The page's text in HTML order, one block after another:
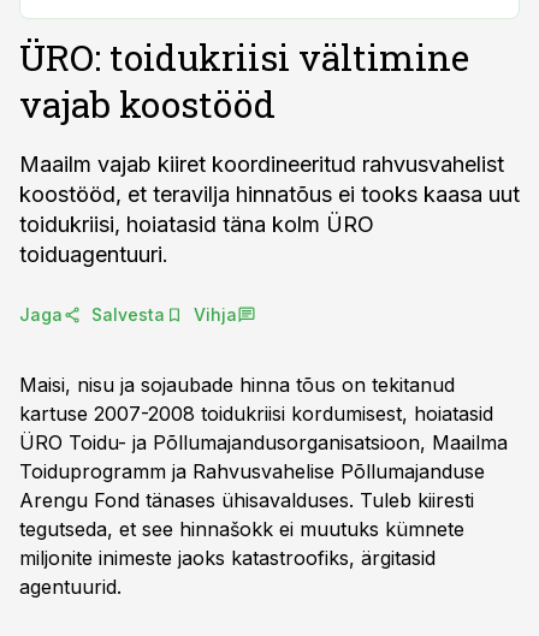
ÜRO: toidukriisi vältimine
vajab koostööd
Maailm vajab kiiret koordineeritud rahvusvahelist
koostööd, et teravilja hinnatõus ei tooks kaasa uut
toidukriisi, hoiatasid täna kolm ÜRO
toiduagentuuri.
Jaga Salvesta Vihja
Maisi, nisu ja sojaubade hinna tõus on tekitanud
kartuse 2007-2008 toidukriisi kordumisest, hoiatasid
ÜRO Toidu- ja Põllumajandusorganisatsioon, Maailma
Toiduprogramm ja Rahvusvahelise Põllumajanduse
Arengu Fond tänases ühisavalduses. Tuleb kiiresti
tegutseda, et see hinnašokk ei muutuks kümnete
miljonite inimeste jaoks katastroofiks, ärgitasid
agentuurid.